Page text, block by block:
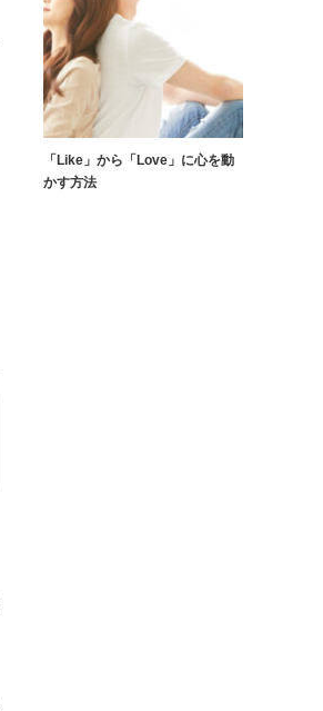
「Like」から「Love」に心を動
かす方法